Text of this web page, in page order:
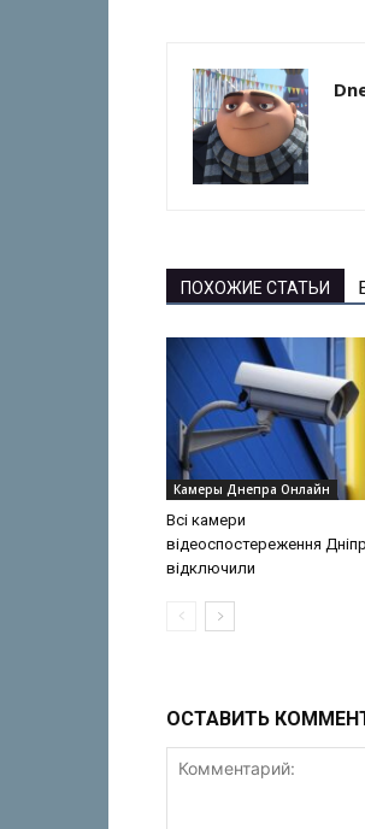
ПОХОЖИЕ СТАТЬИ
Камеры Днепра Онлайн
Всі камери
відеоспостереження
відключили
ОСТАВИТЬ